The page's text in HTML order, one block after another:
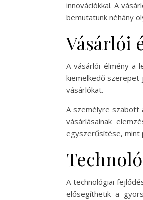
innovációkkal. A
bemutatunk néhány
Vásárlói
A vásárlói élmény a
kiemelkedő szerepet
vásárlókat.
A személyre szabott
vásárlásainak
egyszerűsítése, mint
A technológiai
elősegíthetik a